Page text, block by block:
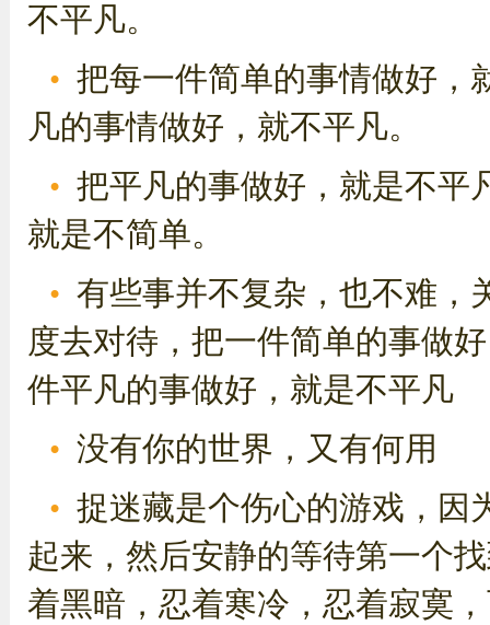
不平凡。
把每一件简单的事情做好，
凡的事情做好，就不平凡。
把平凡的事做好，就是不平
就是不简单。
有些事并不复杂，也不难，
度去对待，把一件简单的事做
件平凡的事做好，就是不平凡
没有你的世界，又有何用
捉迷藏是个伤心的游戏，因
起来，然后安静的等待第一个
着黑暗，忍着寒冷，忍着寂寞